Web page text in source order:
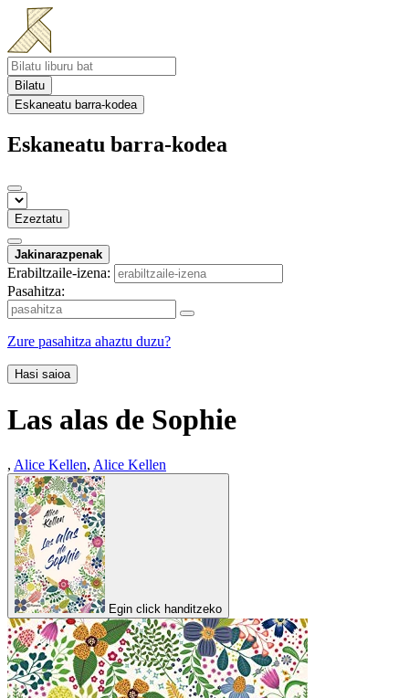
Bilatu
Eskaneatu barra-kodea
Eskaneatu barra-kodea
Ezeztatu
Jakinarazpenak
Erabiltzaile-izena:
Pasahitza:
Zure pasahitza ahaztu duzu?
Hasi saioa
Las alas de Sophie
, Alice Kellen, Alice Kellen
Egin click handitzeko